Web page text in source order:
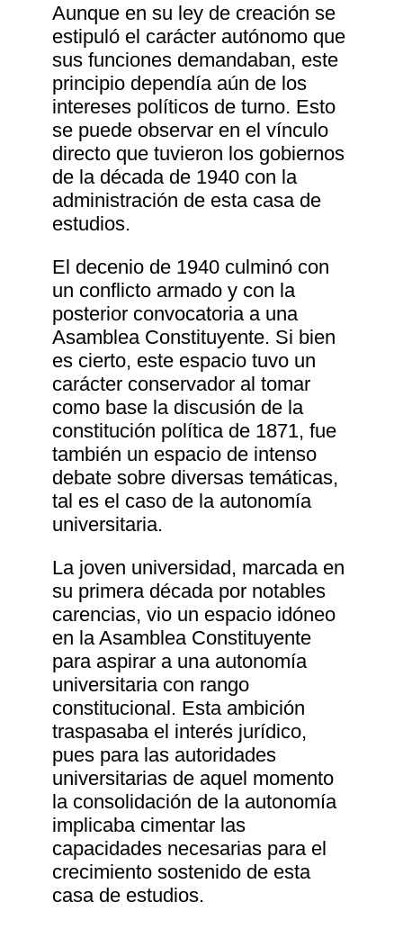
Aunque en su ley de creación se
estipuló el carácter autónomo que
sus funciones demandaban, este
principio dependía aún de los
intereses políticos de turno. Esto
se puede observar en el vínculo
directo que tuvieron los gobiernos
de la década de 1940 con la
administración de esta casa de
estudios.
El decenio de 1940 culminó con
un conflicto armado y con la
posterior convocatoria a una
Asamblea Constituyente. Si bien
es cierto, este espacio tuvo un
carácter conservador al tomar
como base la discusión de la
constitución política de 1871, fue
también un espacio de intenso
debate sobre diversas temáticas,
tal es el caso de la autonomía
universitaria.
La joven universidad, marcada en
su primera década por notables
carencias, vio un espacio idóneo
en la Asamblea Constituyente
para aspirar a una autonomía
universitaria con rango
constitucional. Esta ambición
traspasaba el interés jurídico,
pues para las autoridades
universitarias de aquel momento
la consolidación de la autonomía
implicaba cimentar las
capacidades necesarias para el
crecimiento sostenido de esta
casa de estudios.